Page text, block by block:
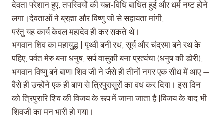
देवता परेशान हुए, तपस्वियों की यज्ञ-विधि बाधित हुई और धर्म नष्ट होने
लगा।देवताओं ने ब्रह्मा और विष्णु जी से सहायता मांगी,
परंतु यह कार्य केवल महादेव ही कर सकते थे।
भगवान शिव का महायुद्ध | पृथ्वी बनी रथ, सूर्य और चंद्रमा बने रथ के
पहिए, पर्वत मेरु बना धनुष, सर्प वासुकी बना प्रत्यंचा (धनुष की डोरी),
भगवान विष्णु बने बाण! शिव जी ने जैसे ही तीनों नगर एक सीध में आए —
वैसे ही उन्होंने एक ही बाण से त्रिपुरासुरों का वध कर दिया। इस दिन
को त्रिपुरारि शिव की विजय के रूप में जाना जाता है |विजय के बाद भी
शिवजी का मन भारी हो गया।